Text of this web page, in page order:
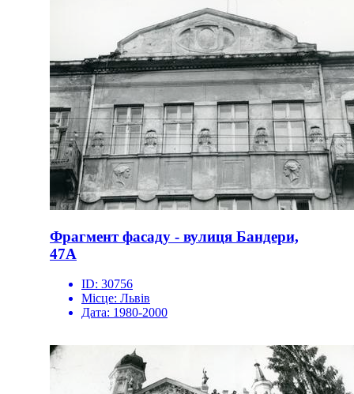
Фрагмент фасаду - вулиця Бандери,
47А
ID: 30756
Місце: Львів
Дата: 1980-2000